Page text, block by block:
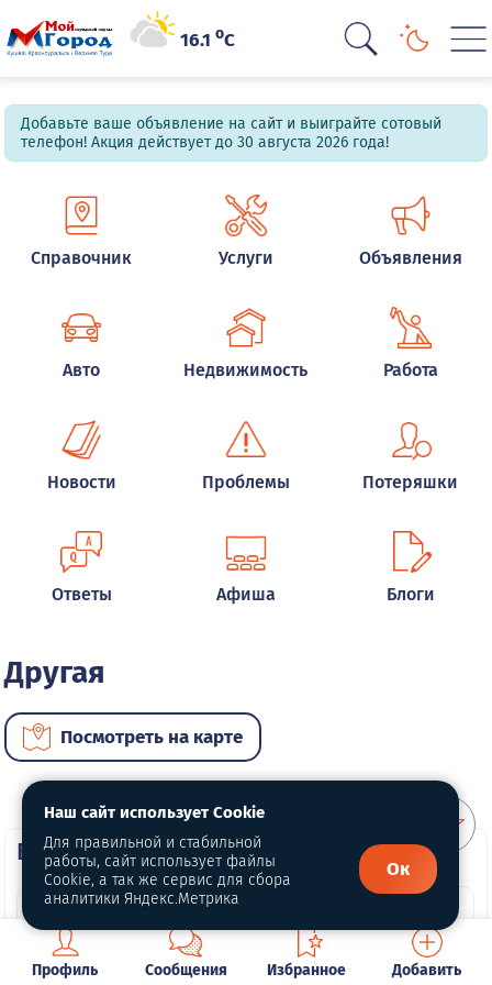
16.1oC
Добавьте ваше объявление на сайт и выиграйте сотовый
телефон! Акция действует до 30 августа 2026 года!
Справочник Услуги Объявления
Авто Недвижимость Работа
Новости Проблемы Потеряшки
Ответы Афиша Блоги
Другая
Посмотреть на карте
ВИП автомобили
Профиль Сообщения Избранное Добавить
Наш сайт использует Cookie
Для правильной и стабильной
работы, сайт использует файлы
Cookie, а так же сервис для сбора
аналитики Яндекс.Метрика
Ок